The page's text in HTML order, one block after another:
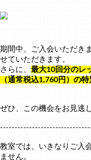
期間中、ご入会いただき
せていただきます。
さらに、 最大10回分のレ
（通常税込1,760円）の
ぜひ、この機会をお見逃
教室では、いきなりご入
ません。